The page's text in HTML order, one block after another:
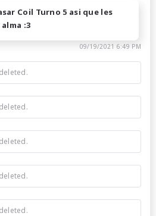
Coil Turno 5 asi que les
:3
09/19/2021 6:49 PM